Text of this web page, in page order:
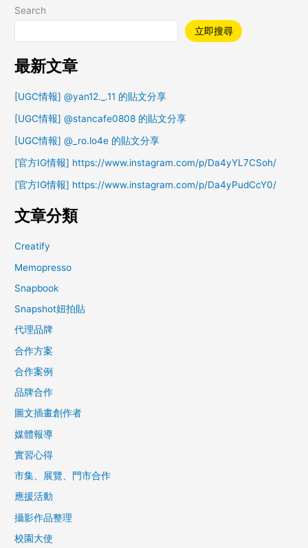
Search
立即搜尋
最新文章
[UGC情報] @yan12._.11 的貼文分享
[UGC情報] @stancafe0808 的貼文分享
[UGC情報] @_ro.lo4e 的貼文分享
[官方IG情報] https://www.instagram.com/p/Da4yYL7CSoh/
[官方IG情報] https://www.instagram.com/p/Da4yPudCcY0/
文章分類
Creatify
Memopresso
Snapbook
Snapshot妞拍貼
代理品牌
合作方案
合作案例
品牌合作
圖文插畫創作者
媒體報導
實習心得
市集、展覽、門市合作
應援活動
攝影作品整理
校園大使